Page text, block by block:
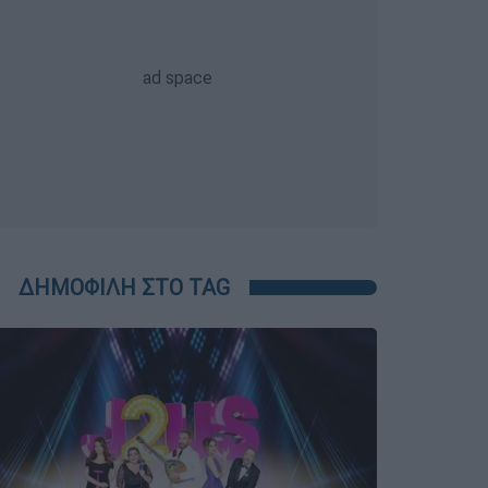
ΔΗΜΟΦΙΛΗ ΣΤΟ TAG